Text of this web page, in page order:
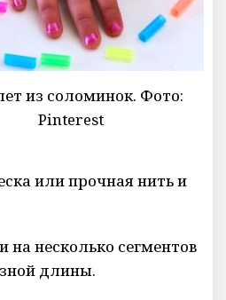
из соломинок. Фото:
Pinterest
или прочная нить и
на несколько сегментов
длины.